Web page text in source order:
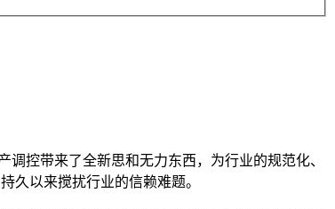
控带来了全新思和无力东西，为行业的规范化、
久以来搅扰行业的信赖难题。